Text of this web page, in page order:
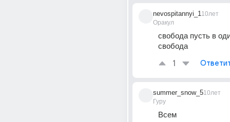
nevospitannyi_1
Оракул
10лет
свобода пусть в
свобода
1
summer_snow_5
Гуру
10лет
Всем